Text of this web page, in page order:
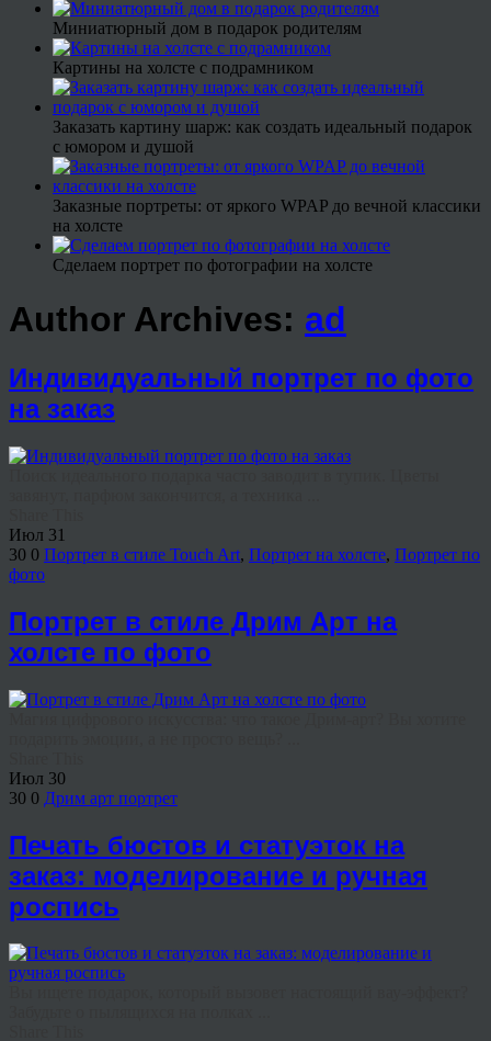
Миниатюрный дом в подарок родителям
Картины на холсте с подрамником
Заказать картину шарж: как создать идеальный подарок
с юмором и душой
Заказные портреты: от яркого WPAP до вечной классики
на холсте
Сделаем портрет по фотографии на холсте
Author Archives: ad
Индивидуальный портрет по фото
на заказ
Июл 31
30 0 Портрет в стиле Touch Art, Портрет на холсте, Портрет по
фото
Портрет в стиле Дрим Арт на
холсте по фото
Июл 30
30 0 Дрим арт портрет
Печать бюстов и статуэток на
заказ: моделирование и ручная
роспись